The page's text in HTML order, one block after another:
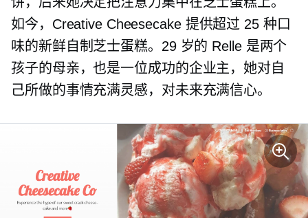
如今，Creative Cheesecake 提供超过 25 种口
味的新鲜自制芝士蛋糕。29 岁的 Relle 是两个
孩子的母亲，也是一位成功的企业主，她对自
己所做的事情充满灵感，对未来充满信心。